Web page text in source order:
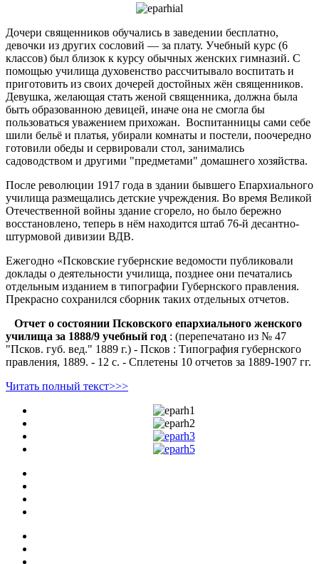
Дочери священников обучались в заведении бесплатно,
девочки из других сословий — за плату. Учебный курс (6
классов) был близок к курсу обычных женских гимназий. С
помощью училища духовенство рассчитывало воспитать и
приготовить из своих дочерей достойных жён священников.
Девушка, желающая стать женой священника, должна была
быть образованною девицей, иначе она не смогла бы
пользоваться уважением прихожан. Воспитанницы сами себе
шили бельё и платья, убирали комнаты и постели, поочередно
готовили обеды и сервировали стол, занимались
садоводством и другими "предметами" домашнего хозяйства.
После революции 1917 года в здании бывшего Епархиального
училища размещались детские учреждения. Во время Великой
Отечественной войны здание сгорело, но было бережно
восстановлено, теперь в нём находится штаб 76-й десантно-
штурмовой дивизии ВДВ.
Ежегодно «Псковские губернские ведомости публиковали
доклады о деятельности училища, позднее они печатались
отдельным изданием в типографии Губернского правления.
Прекрасно сохранился сборник таких отдельных отчетов.
Отчет о состоянии Псковского епархиального женского
училища за 1888/9 учебный год : (перепечатано из № 47
"Псков. губ. вед." 1889 г.) - Псков : Типография губернского
правления, 1889. - 12 с. - Сплетены 10 отчетов за 1889-1907 гг.
Читать полный текст>>>